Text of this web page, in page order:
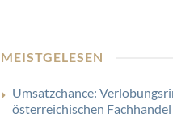
MEISTGELESEN
Umsatzchance:
österreichischen Fachhandel